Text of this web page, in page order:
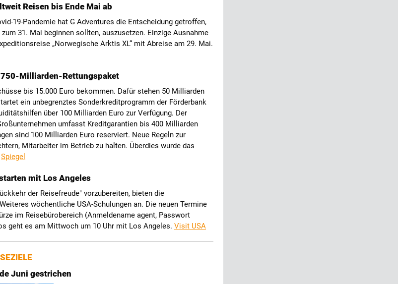
Reisen bis Ende Mai ab
19-Pandemie hat G Adventures die Entscheidung getroffen,
31. Mai beginnen sollten, auszusetzen. Einzige Ausnahme
„Norwegische Arktis XL“ mit Abreise am 29. Mai.
Milliarden-Rettungspaket
bis 15.000 Euro bekommen. Dafür stehen 50 Milliarden
ein unbegrenztes Sonderkreditprogramm der Förderbank
über 100 Milliarden Euro zur Verfügung. Der
umfasst Kreditgarantien bis 400 Milliarden
sind 100 Milliarden Euro reserviert. Neue Regeln zur
Mitarbeiter im Betrieb zu halten. Überdies wurde das
Spiegel
mit Los Angeles
der Reisefreude" vorzubereiten, bieten die
wöchentliche USA-Schulungen an. Die neuen Termine
im Reisebürobereich (Anmeldename agent, Passwort
geht es am Mittwoch um 10 Uhr mit Los Angeles. Visit USA
Juni gestrichen